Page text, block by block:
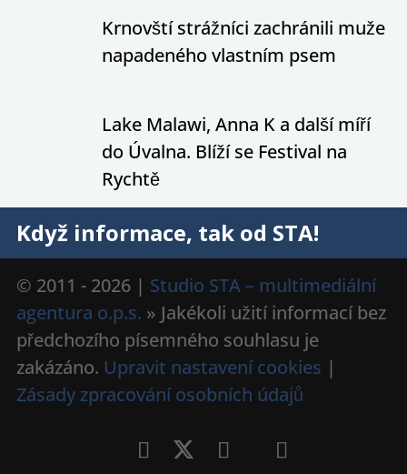
Krnovští strážníci zachránili muže
napadeného vlastním psem
Lake Malawi, Anna K a další míří
do Úvalna. Blíží se Festival na
Rychtě
Když informace, tak od STA!
© 2011 - 2026 | Studio STA – multimediální
agentura o.p.s. » Jakékoli užití informací bez
předchozího písemného souhlasu je
zakázáno. Upravit nastavení cookies |
Zásady zpracování osobních údajů